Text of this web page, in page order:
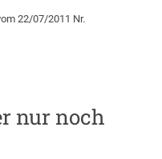
22/07/2011 Nr.
nur noch